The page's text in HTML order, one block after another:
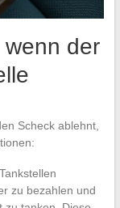
der
Scheck ablehnt,
zu bezahlen und